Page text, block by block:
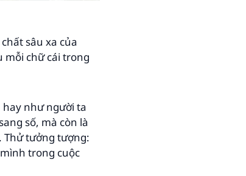
sâu xa của
mỗi chữ cái trong
hay như người ta
số, mà còn là
Thử tưởng tượng:
trong cuộc